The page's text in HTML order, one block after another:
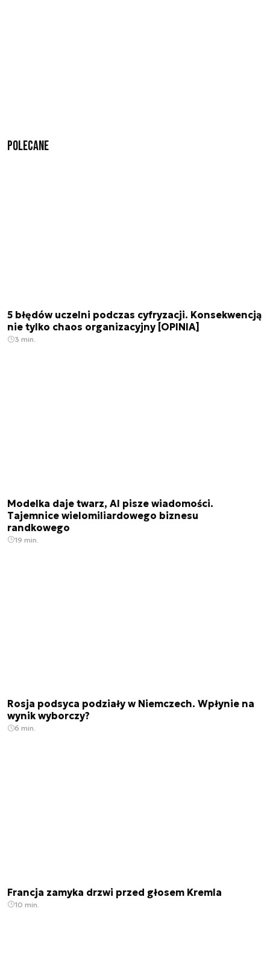
Polecane
5 błędów uczelni podczas cyfryzacji. Konsekwencją
nie tylko chaos organizacyjny [OPINIA]
3 min.
Modelka daje twarz, AI pisze wiadomości.
Tajemnice wielomiliardowego biznesu
randkowego
19 min.
Rosja podsyca podziały w Niemczech. Wpłynie na
wynik wyborczy?
6 min.
Francja zamyka drzwi przed głosem Kremla
10 min.